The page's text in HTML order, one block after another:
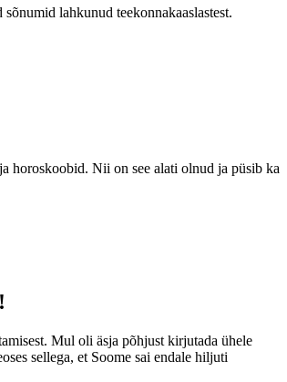
lahkunud teekonnakaaslastest.
horoskoobid. Nii on see alati olnud ja püsib ka
Mul oli äsja põhjust kirjutada ühele
sellega, et Soome sai endale hiljuti